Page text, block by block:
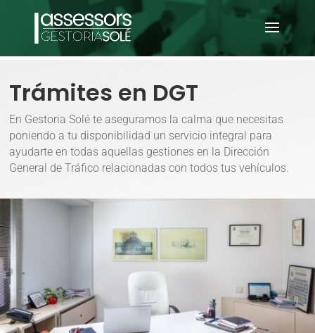
Trámites en DGT
En Gestoria Solé te aseguramos la calma que necesitas
poniendo a tu disponibilidad un servicio integral para
ayudarte en todas aquellas gestiones en la Dirección
General de Tráfico relacionadas con todos tus vehículos.